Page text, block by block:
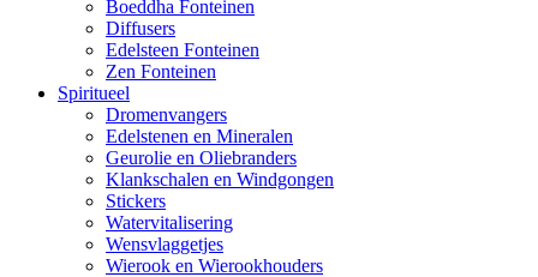
Boeddha Fonteinen
Diffusers
Edelsteen Fonteinen
Zen Fonteinen
Spiritueel
Dromenvangers
Edelstenen en Mineralen
Geurolie en Oliebranders
Klankschalen en Windgongen
Stickers
Watervitalisering
Wensvlaggetjes
Wierook en Wierookhouders